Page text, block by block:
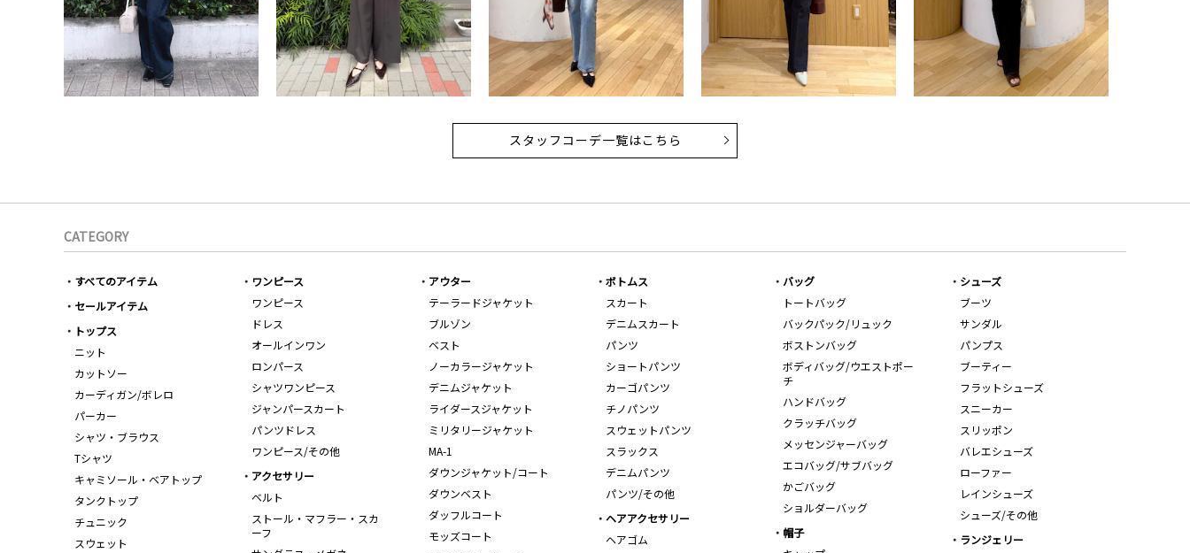
スタッフコーデ一覧はこちら
CATEGORY
すべてのアイテム
セールアイテム
トップス
ニット
カットソー
カーディガン/ボレロ
パーカー
シャツ・ブラウス
Tシャツ
キャミソール・ベアトップ
タンクトップ
チュニック
スウェット
ワンピース
ワンピース
ドレス
オールインワン
ロンパース
シャツワンピース
ジャンパースカート
パンツドレス
ワンピース/その他
アウター
テーラードジャケット
ブルゾン
ベスト
ノーカラージャケット
デニムジャケット
ライダースジャケット
ミリタリージャケット
MA-1
ダウンジャケット/コート
ダウンベスト
ダッフルコート
モッズコート
ボトムス
スカート
デニムスカート
パンツ
ショートパンツ
カーゴパンツ
チノパンツ
スウェットパンツ
スラックス
デニムパンツ
パンツ/その他
バッグ
トートバッグ
バックパック/リュック
ボストンバッグ
ボディバッグ/ウエストポー
チ
ハンドバッグ
クラッチバッグ
メッセンジャーバッグ
エコバッグ/サブバッグ
かごバッグ
ショルダーバッグ
シューズ
ブーツ
サンダル
パンプス
ブーティー
フラットシューズ
スニーカー
スリッポン
バレエシューズ
ローファー
レインシューズ
シューズ/その他
アクセサリー
ベルト
ストール・マフラー・スカ
ーフ
ヘアアクセサリー
ヘアゴム
帽子
ランジェリー